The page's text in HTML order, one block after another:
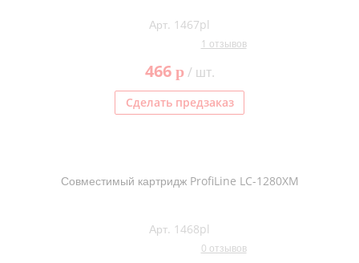
Арт. 1467pl
1 отзывов
466 p/ шт.
Сделать предзаказ
Совместимый картридж ProfiLine LC-1280XM
Арт. 1468pl
0 отзывов